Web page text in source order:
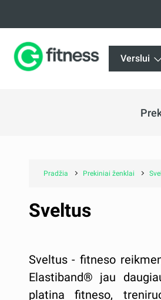
Verslui
Pradžia Prekiniai ženklai
Sveltus
Sveltus - fitneso
Elastiband®️ jau
platina fitneso,